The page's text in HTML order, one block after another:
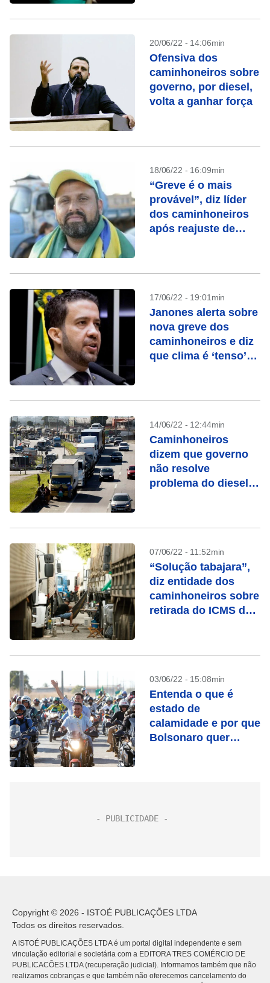
20/06/22 - 14:06min
Ofensiva dos
caminhoneiros sobre
governo, por diesel,
volta a ganhar força
18/06/22 - 16:09min
“Greve é o mais
provável”, diz líder
dos caminhoneiros
após reajuste de
17/06/22 - 19:01min
Janones alerta sobre
nova greve dos
caminhoneiros e diz
que clima é ‘tenso’
14/06/22 - 12:44min
Caminhoneiros
dizem que governo
não resolve
problema do diesel e
07/06/22 - 11:52min
“Solução tabajara”,
diz entidade dos
caminhoneiros sobre
retirada do ICMS dos
03/06/22 - 15:08min
Entenda o que é
estado de
calamidade e por que
Bolsonaro quer
Copyright © 2026 - ISTOÉ PUBLICAÇÕES LTDA
Todos os direitos reservados.
A ISTOÉ PUBLICAÇÕES LTDA é um portal digital independente e sem
vinculação editorial e societária com a EDITORA TRES COMÉRCIO DE
PUBLICACÕES LTDA (recuperação judicial). Informamos também que não
realizamos cobranças e que também não oferecemos cancelamento do